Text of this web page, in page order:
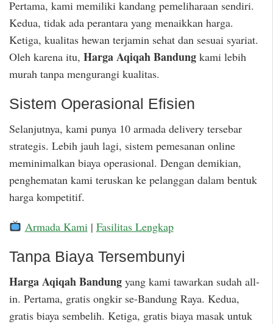
Pertama, kami memiliki kandang pemeliharaan sendiri.
Kedua, tidak ada perantara yang menaikkan harga.
Ketiga, kualitas hewan terjamin sehat dan sesuai syariat.
Oleh karena itu, Harga Aqiqah Bandung kami lebih
murah tanpa mengurangi kualitas.
Sistem Operasional Efisien
Selanjutnya, kami punya 10 armada delivery tersebar
strategis. Lebih jauh lagi, sistem pemesanan online
meminimalkan biaya operasional. Dengan demikian,
penghematan kami teruskan ke pelanggan dalam bentuk
harga kompetitif.
Armada Kami | Fasilitas Lengkap
Tanpa Biaya Tersembunyi
Harga Aqiqah Bandung yang kami tawarkan sudah all-
in. Pertama, gratis ongkir se-Bandung Raya. Kedua,
gratis biaya sembelih. Ketiga, gratis biaya masak untuk